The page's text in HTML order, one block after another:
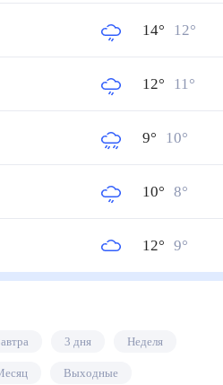
14° 12°
12° 11°
9° 10°
10° 8°
12° 9°
Завтра 3 дня Неделя
Месяц Выходные